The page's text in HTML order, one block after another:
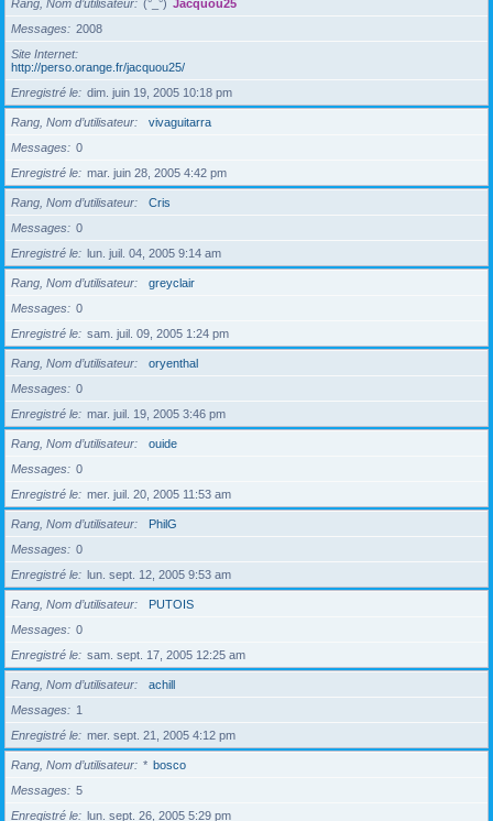
Rang, Nom d’utilisateur (°_°) Jacquou25
Messages
2008
Site Internet
http://perso.orange.fr/jacquou25/
Enregistré le
dim. juin 19, 2005 10:18 pm
Rang, Nom d’utilisateur
vivaguitarra
Messages
0
Enregistré le
mar. juin 28, 2005 4:42 pm
Rang, Nom d’utilisateur
Cris
Messages
0
Enregistré le
lun. juil. 04, 2005 9:14 am
Rang, Nom d’utilisateur
greyclair
Messages
0
Enregistré le
sam. juil. 09, 2005 1:24 pm
Rang, Nom d’utilisateur
oryenthal
Messages
0
Enregistré le
mar. juil. 19, 2005 3:46 pm
Rang, Nom d’utilisateur
ouide
Messages
0
Enregistré le
mer. juil. 20, 2005 11:53 am
Rang, Nom d’utilisateur
PhilG
Messages
0
Enregistré le
lun. sept. 12, 2005 9:53 am
Rang, Nom d’utilisateur
PUTOIS
Messages
0
Enregistré le
sam. sept. 17, 2005 12:25 am
Rang, Nom d’utilisateur
achill
Messages
1
Enregistré le
mer. sept. 21, 2005 4:12 pm
Rang, Nom d’utilisateur * bosco
Messages
5
Enregistré le
lun. sept. 26, 2005 5:29 pm